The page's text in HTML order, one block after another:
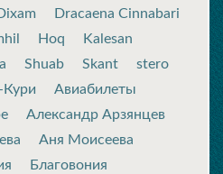
Dracaena Cinnabari
Hoq
Kalesan
Shuab Skant
stero
Авиабилеты
Александр Арзянцев
Аня Моисеева
Благовония